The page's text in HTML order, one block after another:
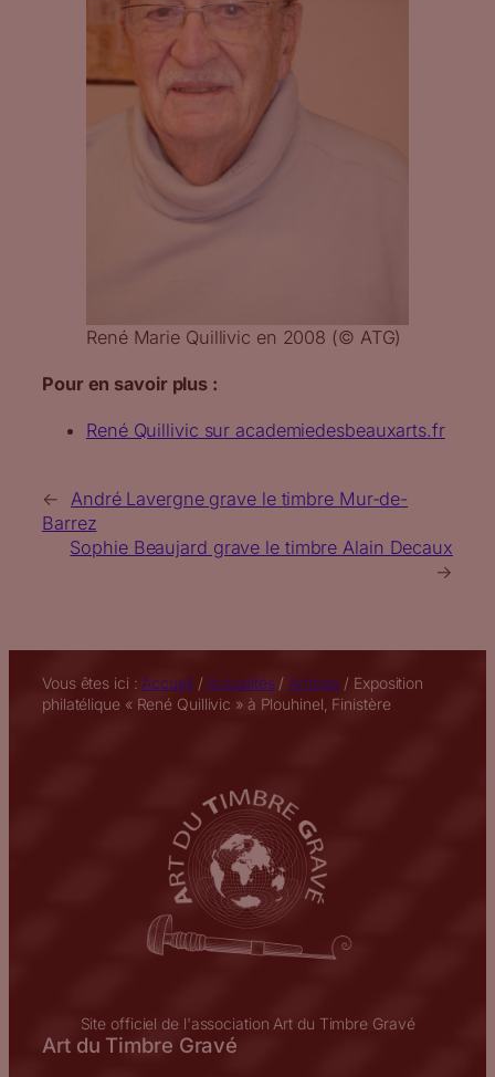
René Marie Quillivic en 2008 (© ATG)
Pour en savoir plus :
René Quillivic sur academiedesbeauxarts.fr
←
André Lavergne grave le timbre Mur-de-
Barrez
Sophie Beaujard grave le timbre Alain Decaux
→
Vous êtes ici : Accueil / Actualités/ Artistes / Exposition
philatélique « René Quillivic » à Plouhinel, Finistère
Site officiel de l'association Art du Timbre Gravé
Art du Timbre Gravé